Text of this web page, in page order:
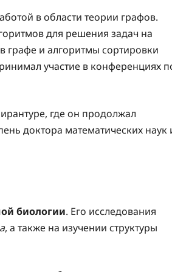
в области теории графов.
для решения задач на
графе и алгоритмы сортировки
участие в конференциях
где он продолжал
доктора математических наук
биологии. Его исследования
, а также на изучении структуры